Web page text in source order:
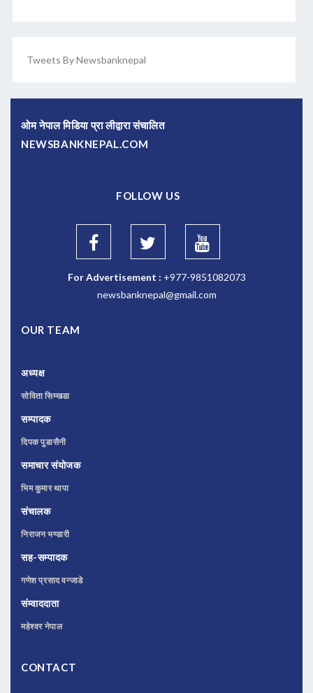
Tweets By Newsbanknepal
ओम नेपाल मिडिया प्रा लीद्वारा संचालित
NEWSBANKNEPAL.COM
FOLLOW US
For Advertisement : +977-9851082073
newsbanknepal@gmail.com
OUR TEAM
अध्यक्ष
सोविता सिम्खडा
सम्पादक
दिपक पुडासैनी
समाचार संयोजक
भिम कुमार थापा
संचालक
निराजन भण्डारी
सह-सम्पादक
गणेश प्रसाद वन्जाडे
संम्वाददाता
महेश्वर नेपाल
CONTACT